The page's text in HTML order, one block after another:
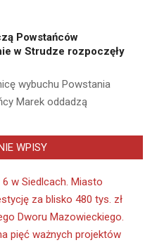
Powstańców
w Strudze rozpoczęły
wybuchu Powstania
Marek oddadzą
WPISY
w Siedlcach. Miasto
za blisko 480 tys. zł
Dworu Mazowieckiego.
pięć ważnych projektów